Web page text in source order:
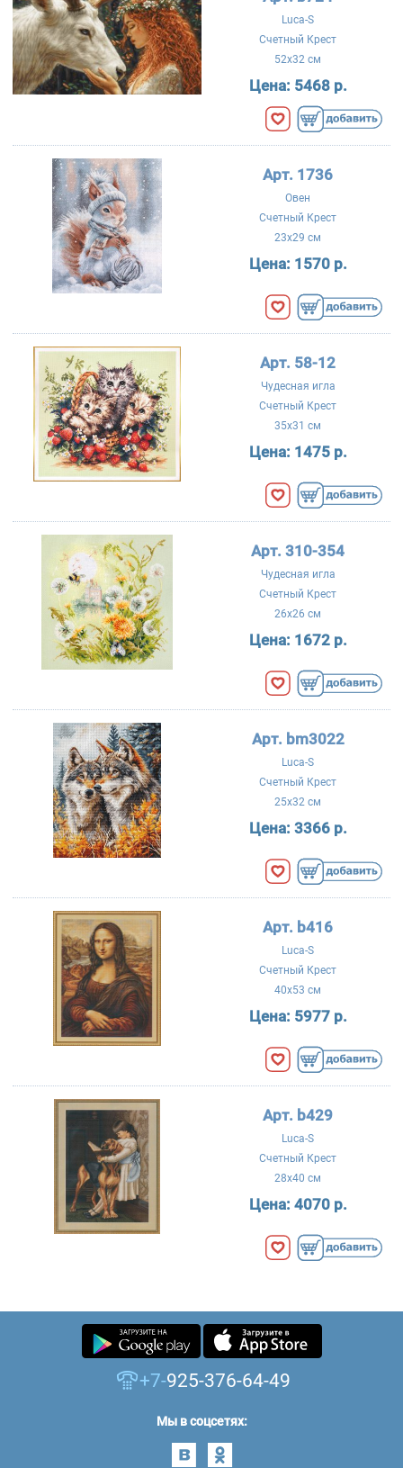
Luca-S
Счетный Крест
52x32 см
Цена: 5468 р.
Арт. 1736
Овен
Счетный Крест
23x29 см
Цена: 1570 р.
Арт. 58-12
Чудесная игла
Счетный Крест
35x31 см
Цена: 1475 р.
Арт. 310-354
Чудесная игла
Счетный Крест
26x26 см
Цена: 1672 р.
Арт. bm3022
Luca-S
Счетный Крест
25x32 см
Цена: 3366 р.
Арт. b416
Luca-S
Счетный Крест
40x53 см
Цена: 5977 р.
Арт. b429
Luca-S
Счетный Крест
28x40 см
Цена: 4070 р.
+7-925-376-64-49
Мы в соцсетях: